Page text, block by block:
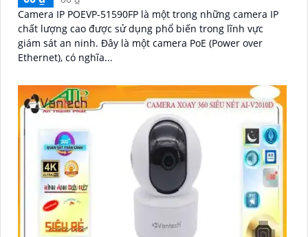
Camera IP POEVP-51590FP là một trong những camera IP
chất lượng cao được sử dụng phổ biến trong lĩnh vực
giám sát an ninh. Đây là một camera PoE (Power over
Ethernet), có nghĩa...